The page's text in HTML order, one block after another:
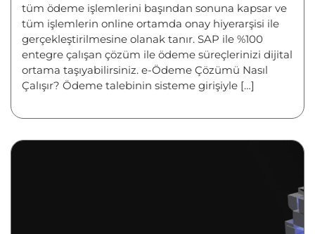
tüm ödeme işlemlerini başından sonuna kapsar ve
tüm işlemlerin online ortamda onay hiyerarşisi ile
gerçekleştirilmesine olanak tanır. SAP ile %100
entegre çalışan çözüm ile ödeme süreçlerinizi dijital
ortama taşıyabilirsiniz. e-Ödeme Çözümü Nasıl
Çalışır? Ödeme talebinin sisteme girişiyle […]